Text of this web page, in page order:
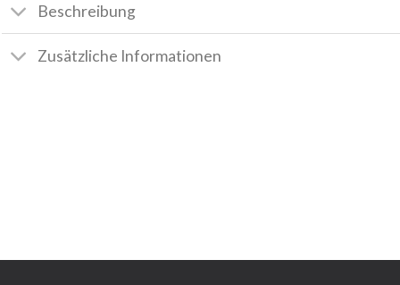
Beschreibung
Zusätzliche Informationen